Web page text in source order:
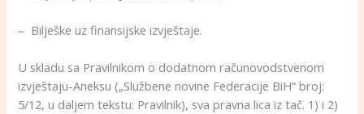
– Bilješke uz finansijske izvještaje.
U skladu sa Pravilnikom o dodatnom računovodstvenom
izvještaju-Aneksu („Službene novine Federacije BiH“ broj:
5/12, u daljem tekstu: Pravilnik), sva pravna lica iz tač. 1) i 2)